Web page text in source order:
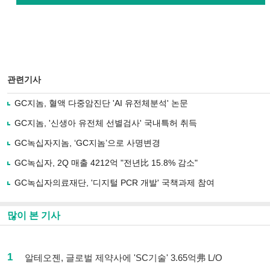
관련기사
GC지놈, 혈액 다중암진단 'AI 유전체분석' 논문
GC지놈, '신생아 유전체 선별검사' 국내특허 취득
GC녹십자지놈, ‘GC지놈’으로 사명변경
GC녹십자, 2Q 매출 4212억 "전년比 15.8% 감소"
GC녹십자의료재단, '디지털 PCR 개발' 국책과제 참여
많이 본 기사
1 알테오젠, 글로벌 제약사에 'SC기술' 3.65억弗 L/O